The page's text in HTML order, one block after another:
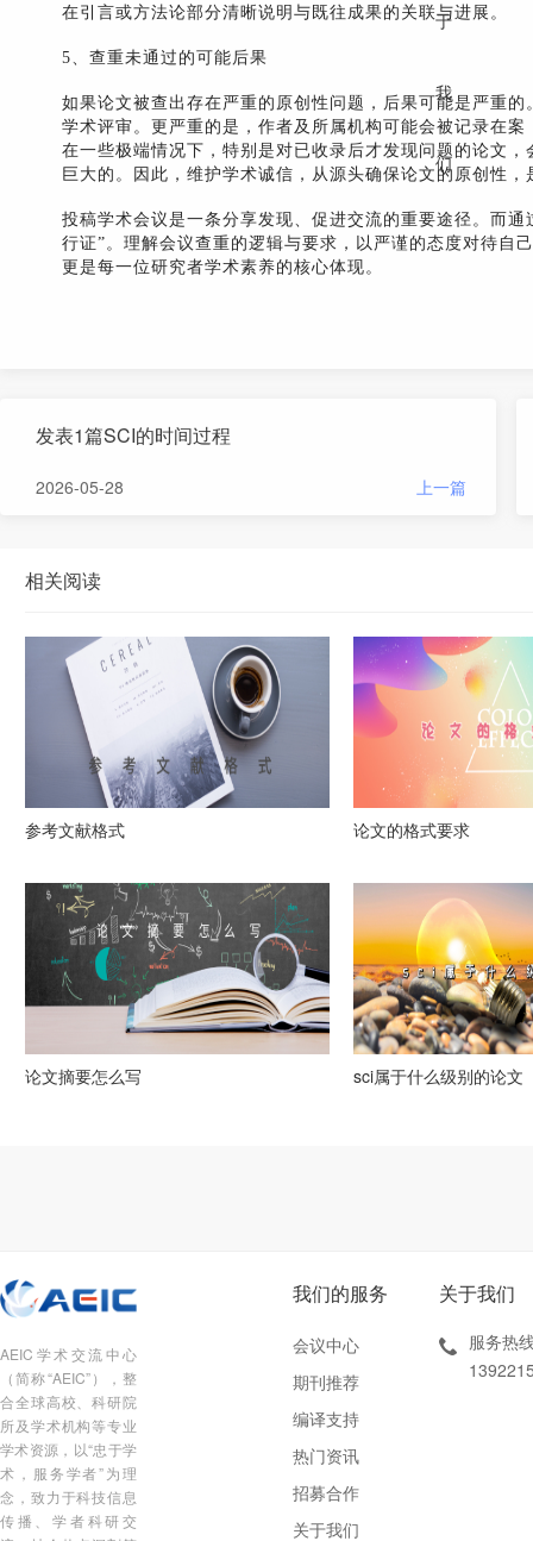
于
我
们
在引言或方法论部分清晰说明与既往成果的关联与进展。
5、查重未通过的可能后果
如果论文被查出存在严重的原创性问题，后果可能是严重
学术评审。更严重的是，作者及所属机构可能会被记录在
在一些极端情况下，特别是对已收录后才发现问题的论文
巨大的。因此，维护学术诚信，从源头确保论文的原创性
投稿学术会议是一条分享发现、促进交流的重要途径。而
行证”。理解会议查重的逻辑与要求，以严谨的态度对待自
更是每一位研究者学术素养的核心体现。
发表1篇SCI的时间过程
2026-05-28 上一篇
相关阅读
参考文献格式 论文的格式要求
论文摘要怎么写 sci属于什么级别的论文
AEIC学术交流中心
（简称“AEIC”），整
合全球高校、科研院
所及学术机构等专业
学术资源，以“忠于学
术，服务学者”为理
念，致力于科技信息
传播、学者科研交
我们的服务
会议中心
期刊推荐
编译支持
热门资讯
招募合作
关于我们
关于我们
服务热